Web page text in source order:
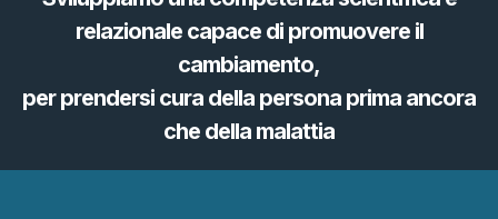
relazionale capace di promuovere il
cambiamento,
per prendersi cura della persona prima ancora
che della malattia